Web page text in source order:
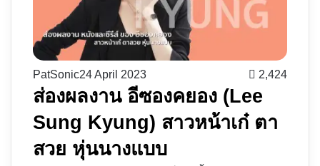
PatSonic24 April 2023 2,424
ส่องผลงาน อีซองคยอง (Lee
Sung Kyung) สาวหน้าเก๋ ตา
สวย หุ่นนางแบบ